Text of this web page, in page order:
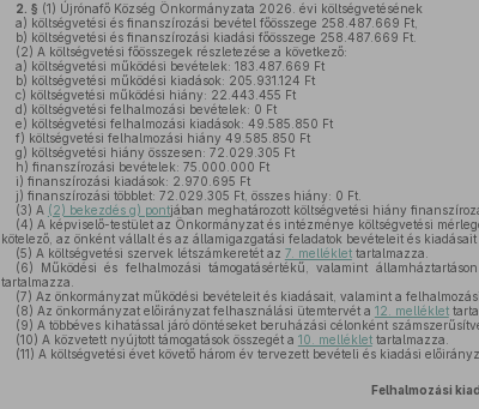
2. § (1) Újrónafő Község Önkormányzata 2026. évi költségvetésének
a) költségvetési és finanszírozási bevétel főösszege 258.487.669 Ft,
b) költségvetési és finanszírozási kiadási főösszege 258.487.669 Ft.
(2) A költségvetési főösszegek részletezése a következő:
a) költségvetési működési bevételek: 183.487.669 Ft
b) költségvetési működési kiadások: 205.931.124 Ft
c) költségvetési működési hiány: 22.443.455 Ft
d) költségvetési felhalmozási bevételek: 0 Ft
e) költségvetési felhalmozási kiadások: 49.585.850 Ft
f) költségvetési felhalmozási hiány 49.585.850 Ft
g) költségvetési hiány összesen: 72.029.305 Ft
h) finanszírozási bevételek: 75.000.000 Ft
i) finanszírozási kiadások: 2.970.695 Ft
j) finanszírozási többlet: 72.029.305 Ft, összes hiány: 0 Ft.
(3) A (2) bekezdés g) pontjában meghatározott költségvetési hiány
(4) A képviselő-testület az Önkormányzat és intézménye költségvetési
kötelező, az önként vállalt és az államigazgatási feladatok bevételeit és kiadásait
(5) A költségvetési szervek létszámkeretét az 7. melléklettartalmazza.
(6) Működési és felhalmozási támogatásértékű, valamint
tartalmazza.
(7) Az önkormányzat működési bevételeit és kiadásait, valamint a
(8) Az önkormányzat előirányzat felhasználási ütemtervét a 12. melléklet
(9) A többéves kihatással járó döntéseket beruházási célonként
(10) A közvetett nyújtott támogatások összegét a 10. melléklettartalmazza.
(11) A költségvetési évet követő három év tervezett bevételi és kiadási
Felhalmozási